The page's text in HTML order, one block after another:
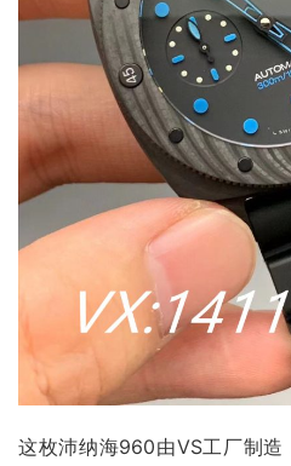
这枚沛纳海960由VS工厂制造